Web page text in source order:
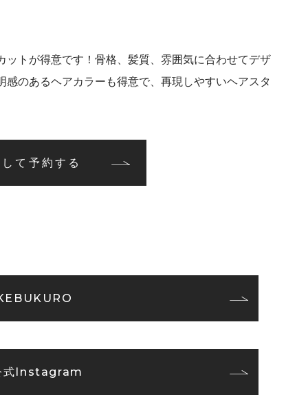
ットが得意です！骨格、髪質、雰囲気に合わせてデザ
のあるヘアカラーも得意で、再現しやすいヘアスタ
て予約する
式Instagram